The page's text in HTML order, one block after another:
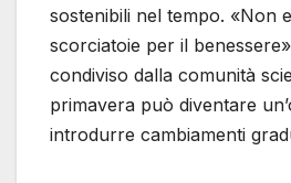
sostenibili nel tempo. «Non
scorciatoie per il
condiviso dalla comunità
primavera può diventare
introdurre cambiamenti